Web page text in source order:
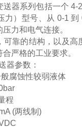
送器系列包括一个 4-
力）型号、从 0-1 到
力和电气连接。
可靠的结构，以及高
严格的工业要求。
器参数：
腐蚀性较弱液体
程
(两线制)